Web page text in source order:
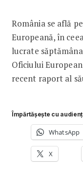
România se află
Europeană, în
lucrate
Oficiului
recent raport al
Împărtășește cu
WhatsApp
X